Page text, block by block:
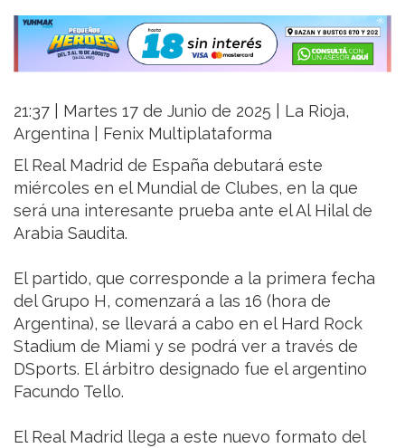
21:37 | Martes 17 de Junio de 2025 | La Rioja,
Argentina | Fenix Multiplataforma
El Real Madrid de España debutará este
miércoles en el Mundial de Clubes, en la que
será una interesante prueba ante el Al Hilal de
Arabia Saudita.
El partido, que corresponde a la primera fecha
del Grupo H, comenzará a las 16 (hora de
Argentina), se llevará a cabo en el Hard Rock
Stadium de Miami y se podrá ver a través de
DSports. El árbitro designado fue el argentino
Facundo Tello.
El Real Madrid llega a este nuevo formato del